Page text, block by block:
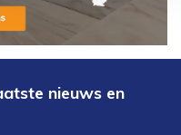
nieuws en